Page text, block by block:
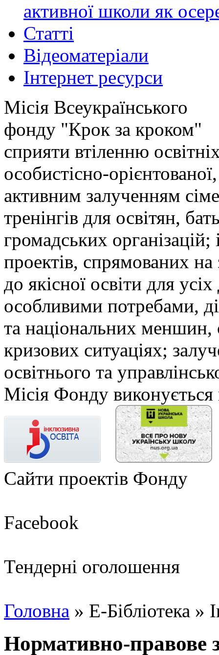
активної школи як
Статті
Відеоматеріали
Інтернет ресурси
Місія Всеукраїнського
фонду "Крок за кроком"
сприяти втіленню
особистісно-
активним залученням
тренінгів для освітян,
громадських організацій;
проектів, спрямованих на
до якісної освіти для
особливими потребами,
та національних меншин,
кризових ситуаціях;
освітнього та
Місія Фонду виконується
Сайти проектів Фонду
Facebook
Тендерні оголошення
Головна » Е-Бібліотека »
Нормативно-правове